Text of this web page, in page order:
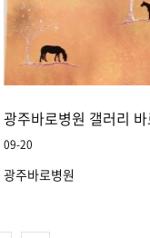
지원
광주바로병원 갤러리
09-20
광주바로병원